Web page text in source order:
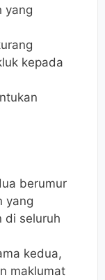
yang
kepada
berumur
yang
di seluruh
kedua,
maklumat